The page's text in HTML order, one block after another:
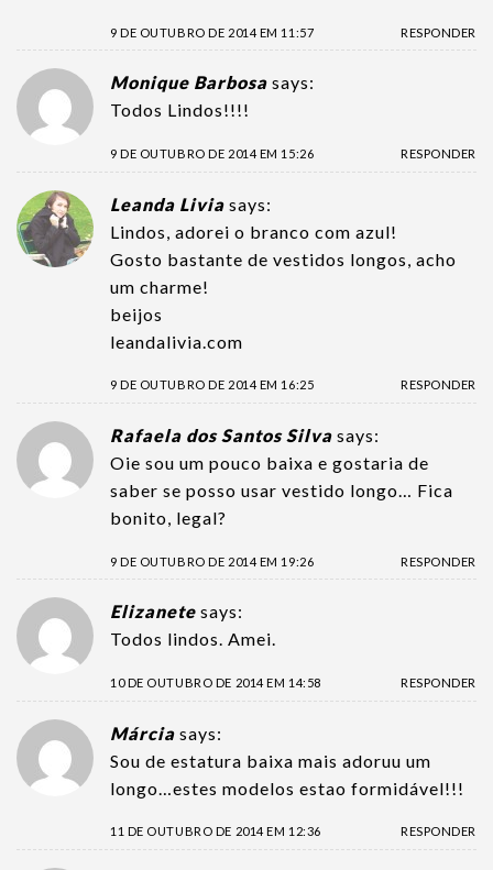
9 DE OUTUBRO DE 2014 EM 11:57 RESPONDER
Monique Barbosa says:
Todos Lindos!!!!
9 DE OUTUBRO DE 2014 EM 15:26 RESPONDER
Leanda Livia says:
Lindos, adorei o branco com azul!
Gosto bastante de vestidos longos, acho
um charme!
beijos
leandalivia.com
9 DE OUTUBRO DE 2014 EM 16:25 RESPONDER
Rafaela dos Santos Silva says:
Oie sou um pouco baixa e gostaria de
saber se posso usar vestido longo… Fica
bonito, legal?
9 DE OUTUBRO DE 2014 EM 19:26 RESPONDER
Elizanete says:
Todos lindos. Amei.
10 DE OUTUBRO DE 2014 EM 14:58 RESPONDER
Márcia says:
Sou de estatura baixa mais adoruu um
longo…estes modelos estao formidável!!!
11 DE OUTUBRO DE 2014 EM 12:36 RESPONDER